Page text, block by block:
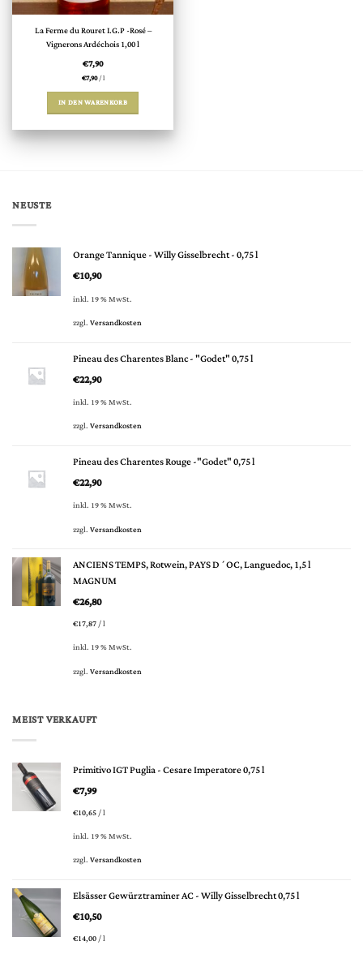
La Ferme du Rouret I.G.P -Rosé –
Vignerons Ardéchois 1,00 l
€7,90
€7,90/l
IN DEN WARENKORB
NEUSTE
Orange Tannique - Willy Gisselbrecht - 0,75 l
€10,90
inkl. 19 % MwSt.
zzgl.Versandkosten
Pineau des Charentes Blanc - "Godet" 0,75 l
€22,90
inkl. 19 % MwSt.
zzgl.Versandkosten
Pineau des Charentes Rouge -"Godet" 0,75 l
€22,90
inkl. 19 % MwSt.
zzgl.Versandkosten
ANCIENS TEMPS, Rotwein, PAYS D´OC, Languedoc, 1,5 l
MAGNUM
€26,80
€17,87/l
inkl. 19 % MwSt.
zzgl.Versandkosten
MEIST VERKAUFT
Primitivo IGT Puglia - Cesare Imperatore 0,75 l
€7,99
€10,65/l
inkl. 19 % MwSt.
zzgl.Versandkosten
Elsässer Gewürztraminer AC - Willy Gisselbrecht 0,75 l
€10,50
€14,00/l